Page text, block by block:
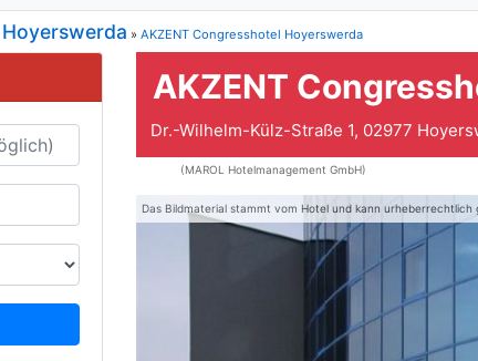
» AKZENT Congresshotel Hoyerswerda
AKZENT
Dr.-Wilhelm-Külz-Straße 1, 02977
(MAROL Hotelmanagement GmbH)
Das Bildmaterial stammt vom Hotel und kann urheberrechtlich